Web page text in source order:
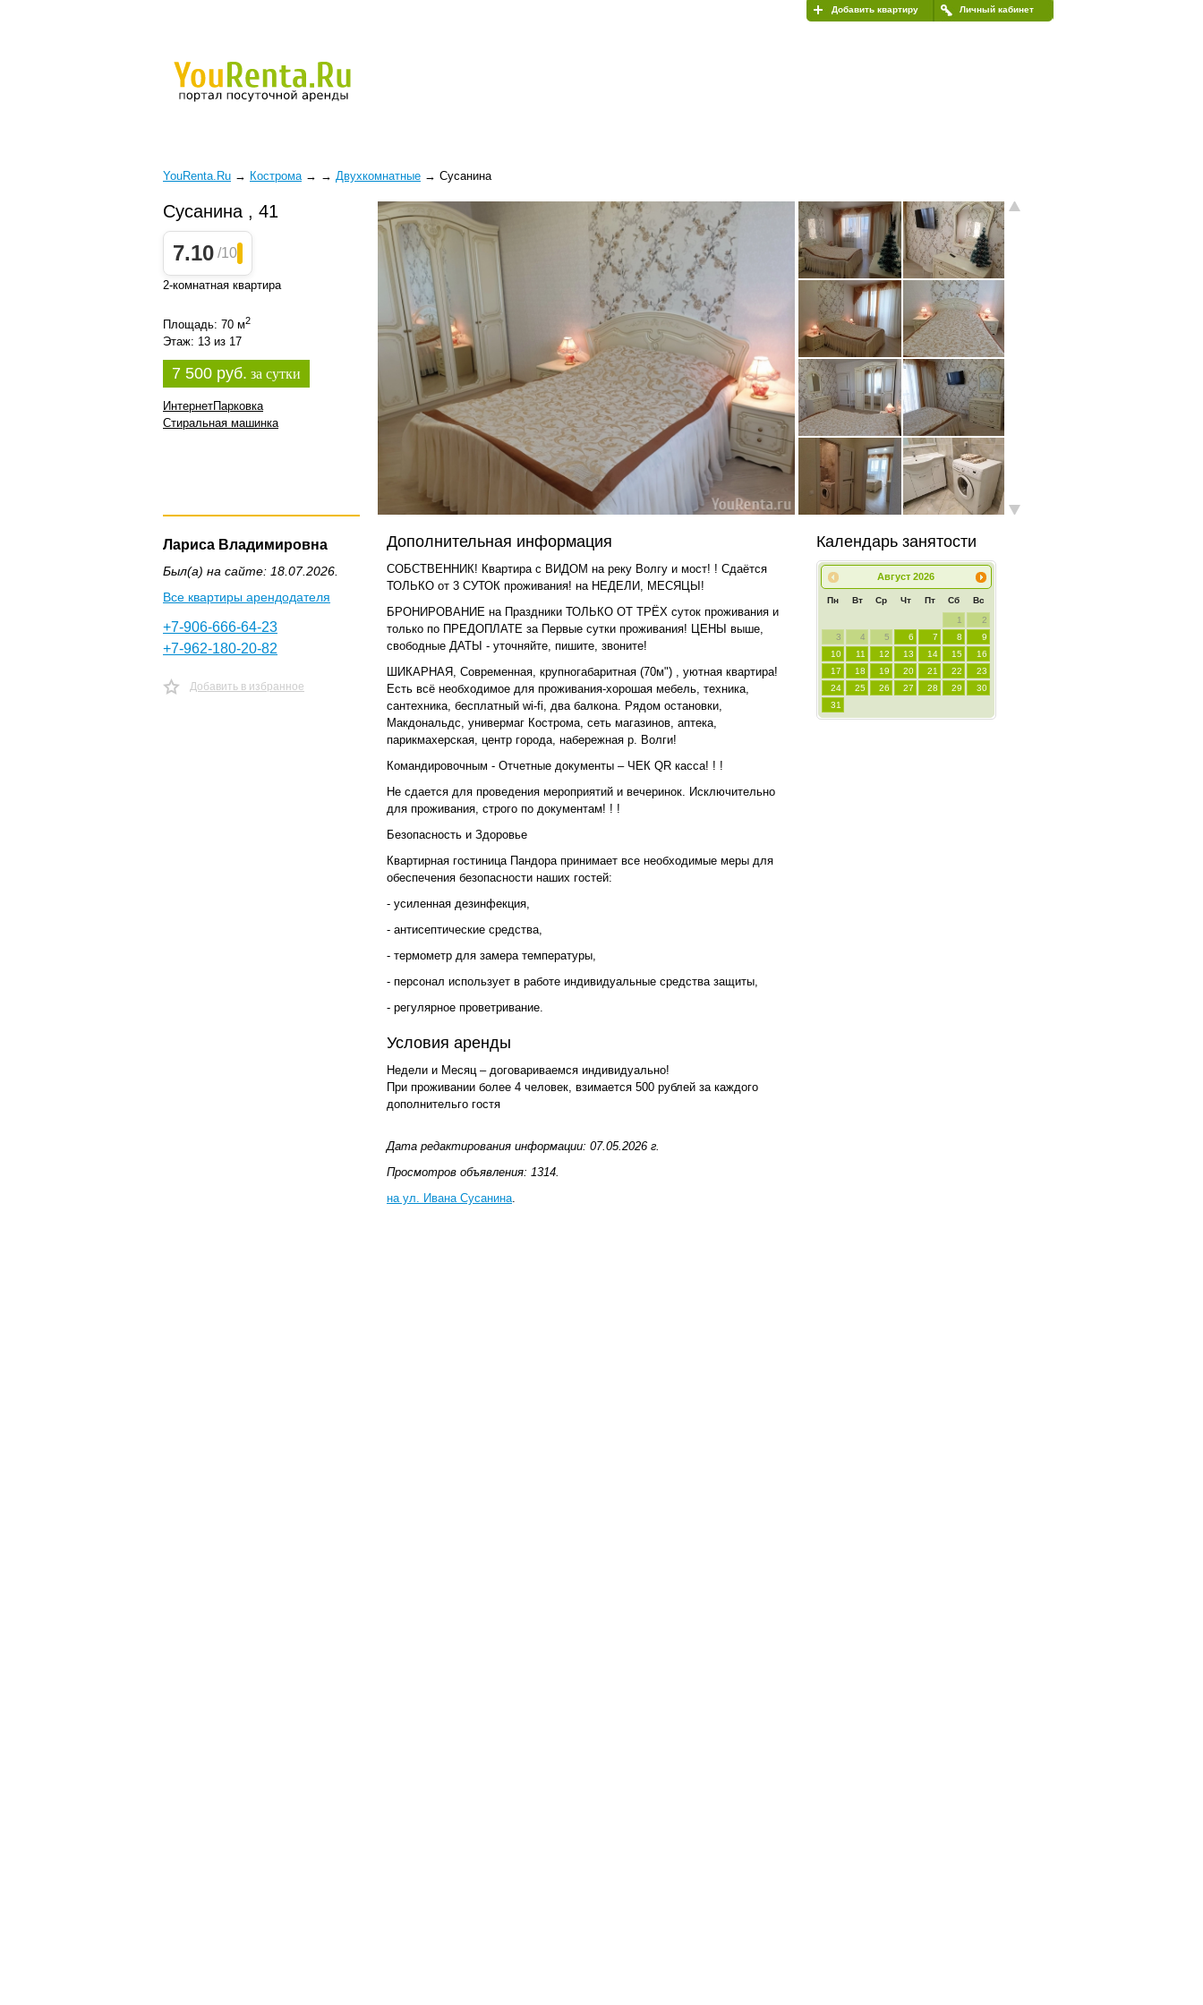
Личный кабинет
Добавить квартиру
YouRenta.Ru → Кострома → → Двухкомнатные → Сусанина
Сусанина , 41
7.10 /10
2-комнатная квартира
Площадь: 70 м2
Этаж: 13 из 17
7 500 руб. за сутки
ИнтернетПарковка
Стиральная машинка
Лариса Владимировна
Был(а) на сайте: 18.07.2026.
Все квартиры арендодателя
+7-906-666-64-23
+7-962-180-20-82
Добавить в избранное
Дополнительная информация
СОБСТВЕННИК! Квартира с ВИДОМ на реку Волгу и мост! ! Сдаётся
ТОЛЬКО от 3 СУТОК проживания! на НЕДЕЛИ, МЕСЯЦЫ!
БРОНИРОВАНИЕ на Праздники ТОЛЬКО ОТ ТРЁХ суток проживания и
только по ПРЕДОПЛАТЕ за Первые сутки проживания! ЦЕНЫ выше,
свободные ДАТЫ - уточняйте, пишите, звоните!
ШИКАРНАЯ, Современная, крупногабаритная (70м") , уютная квартира!
Есть всё необходимое для проживания-хорошая мебель, техника,
сантехника, бесплатный wi-fi, два балкона. Рядом остановки,
Макдональдс, универмаг Кострома, сеть магазинов, аптека,
парикмахерская, центр города, набережная р. Волги!
Командировочным - Отчетные документы – ЧЕК QR касса! ! !
Не сдается для проведения мероприятий и вечеринок. Исключительно
для проживания, строго по документам! ! !
Безопасность и Здоровье
Квартирная гостиница Пандора принимает все необходимые меры для
обеспечения безопасности наших гостей:
- усиленная дезинфекция,
- антисептические средства,
- термометр для замера температуры,
- персонал использует в работе индивидуальные средства защиты,
- регулярное проветривание.
Условия аренды
Недели и Месяц – договариваемся индивидуально!
При проживании более 4 человек, взимается 500 рублей за каждого
дополнительго гостя
Дата редактирования информации: 07.05.2026 г.
Просмотров объявления: 1314.
на ул. Ивана Сусанина.
Календарь занятости
Август 2026
Пн Вт Ср Чт Пт Сб Вс
1
2
3
4 5 6 7 8
9
10
11 12 13 14 15
16
17
18 19 20 21 22
23
24
25 26 27 28 29
30
31